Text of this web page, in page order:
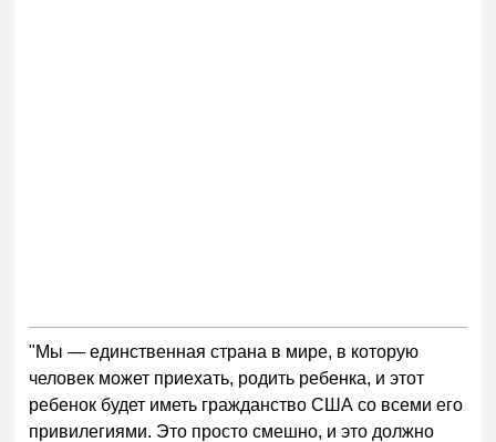
"Мы — единственная страна в мире, в которую
человек может приехать, родить ребенка, и этот
ребенок будет иметь гражданство США со всеми его
привилегиями. Это просто смешно, и это должно